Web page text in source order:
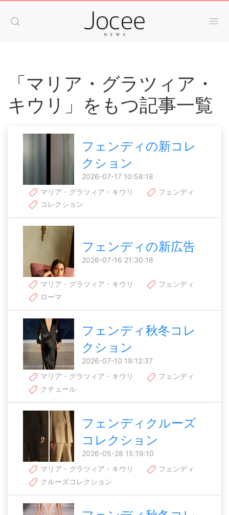
「マリア・グラツィア・
キウリ」をもつ記事一覧
フェンディの新コレ
クション
2026-07-17 10:58:18
マリア・グラツィア・キウリ
フェンディ
コレクション
フェンディの新広告
2026-07-16 21:30:16
マリア・グラツィア・キウリ
フェンディ
ローマ
フェンディ秋冬コレ
クション
2026-07-10 19:12:37
マリア・グラツィア・キウリ
フェンディ
クチュール
フェンディクルーズ
コレクション
2026-05-28 15:19:10
マリア・グラツィア・キウリ
フェンディ
クルーズコレクション